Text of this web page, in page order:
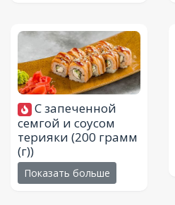
С запеченной
семгой и соусом
терияки (200 грамм
(г))
Показать больше